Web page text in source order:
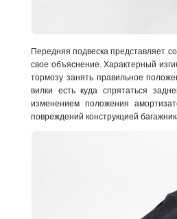
Передняя подвеска представляет
свое объяснение. Характерный
тормозу занять правильное
вилки есть куда спрятаться
изменением положения
повреждений конструкцией